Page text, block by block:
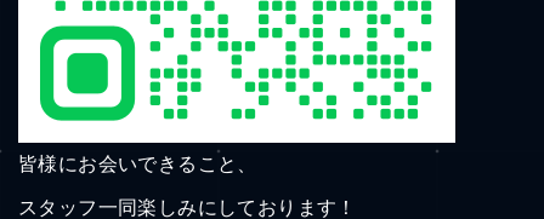
皆様にお会いできること、
スタッフ一同楽しみにしております！